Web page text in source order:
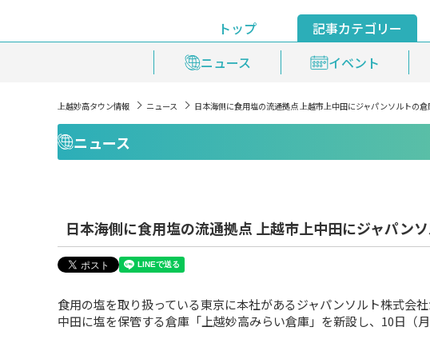
トップ
記事カテゴリー
ニュース
イベント
おくやみ情報
安全安
ライブ配信
上越妙高タウン情報 ニュース 日本海側に食用塩の流通拠点 上越市上中田にジャパンソルトの倉
ニュース
日本海側に食用塩の流通拠点 上越市上中田にジャパン
食用の塩を取り扱っている東京に本社があるジャパンソルト株式会
中田に塩を保管する倉庫「上越妙高みらい倉庫」を新設し、10日（